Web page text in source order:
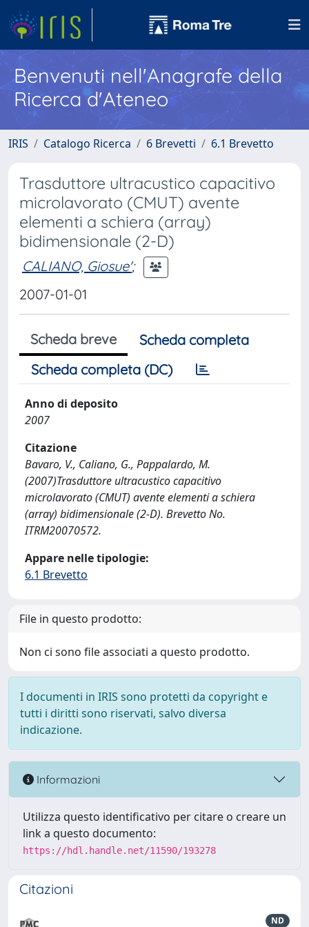
Benvenuti nell'Anagrafe della
Ricerca d'Ateneo
IRIS Catalogo Ricerca 6 Brevetti 6.1 Brevetto
Trasduttore ultracustico capacitivo
microlavorato (CMUT) avente
elementi a schiera (array)
bidimensionale (2-D)
CALIANO, Giosue';
2007-01-01
Scheda breve
Scheda completa
Scheda completa (DC)
Anno di deposito
2007
Citazione
Bavaro, V., Caliano, G., Pappalardo, M.
(2007)Trasduttore ultracustico capacitivo
microlavorato (CMUT) avente elementi a schiera
(array) bidimensionale (2-D). Brevetto No.
ITRM20070572.
Appare nelle tipologie:
6.1 Brevetto
File in questo prodotto:
Non ci sono file associati a questo prodotto.
I documenti in IRIS sono protetti da copyright e
tutti i diritti sono riservati, salvo diversa
indicazione.
Informazioni
Utilizza questo identificativo per citare o creare un
link a questo documento:
https://hdl.handle.net/11590/193278
Citazioni
ND